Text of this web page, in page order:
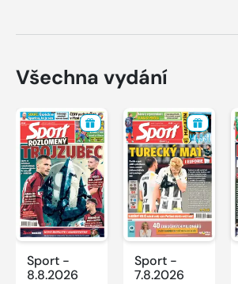
Všechna vydání
Sport -
8.8.2026
Sport -
7.8.2026